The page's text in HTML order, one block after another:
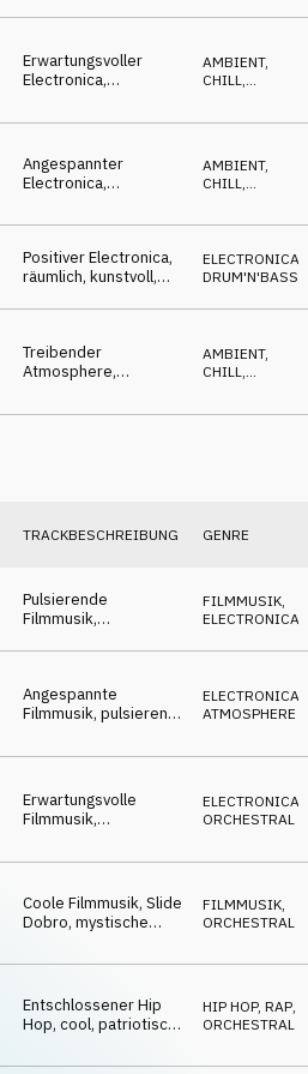
fokussiert, wachsam,
Erwartungsvoller
Electronica,
diplomatische
AMBIENT,
CHILL
Angespannter
Electronica,
Nachrichten Fakten,
AMBIENT,
CHILL,
Positiver Electronica,
räumlich, kunstvoll,
gestresst
ELECTRONICA
DRUM'N'BASS
Treibender
Atmosphere,
konzentriert,
AMBIENT,
CHILL
TRACKBESCHREIBUNG GENRE
Pulsierende
Filmmusik,
Eilmeldungen, Politik
FILMMUSIK
ELECTRONICA
Angespannte
Filmmusik, pulsierend,
Eilmeldungen,
ELECTRONICA
ATMOSPHERE
Erwartungsvolle
Filmmusik,
Stimmenauszählung,
ELECTRONICA
ORCHESTRAL
Coole Filmmusik, Slide
Dobro, mystische
FILMMUSIK,
ORCHESTRAL
Entschlossener Hip
Hop, cool, patriotisch,
Minderheiten
HIP HOP, RAP,
ORCHESTRAL